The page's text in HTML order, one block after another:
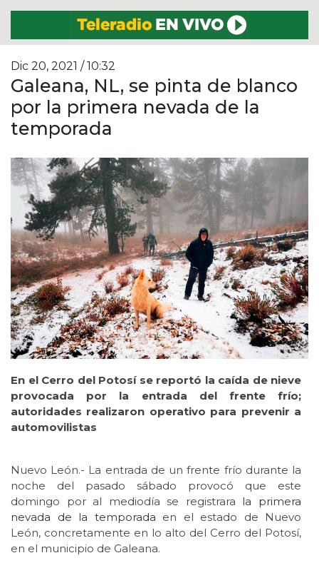
Dic 20, 2021 / 10:32
Galeana, NL, se pinta de blanco
por la primera nevada de la
temporada
En el Cerro del Potosí se reportó la caída de nieve
provocada por la entrada del frente frío;
autoridades realizaron operativo para prevenir a
automovilistas
Nuevo León.- La entrada de un frente frío durante la
noche del pasado sábado provocó que este
domingo por al mediodía se registrara la primera
nevada de la temporada en el estado de Nuevo
León, concretamente en lo alto del Cerro del Potosí,
en el municipio de Galeana.